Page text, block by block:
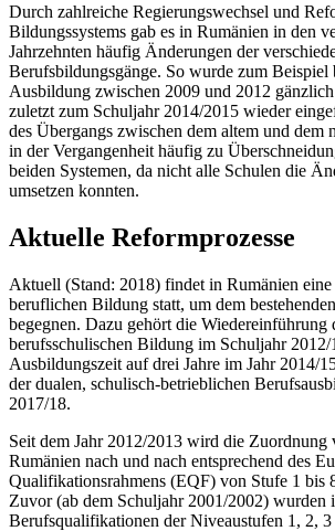
Durch zahlreiche Regierungswechsel und
Bildungssystems gab es in Rumänien in den
Jahrzehnten häufig Änderungen der
Berufsbildungsgänge. So wurde zum Beispiel
Ausbildung zwischen 2009 und 2012 gänzlich
zuletzt zum Schuljahr 2014/2015 wieder
des Übergangs zwischen dem altem und dem
in der Vergangenheit häufig zu
beiden Systemen, da nicht alle Schulen die
umsetzen konnten.
Aktuelle Reformprozesse
Aktuell (Stand: 2018) findet in Rumänien
beruflichen Bildung statt, um dem
begegnen. Dazu gehört die Wiedereinführung
berufsschulischen Bildung im Schuljahr
Ausbildungszeit auf drei Jahre im Jahr 2014/
der dualen, schulisch-betrieblichen
2017/18.
Seit dem Jahr 2012/2013 wird die Zuordnung
Rumänien nach und nach entsprechend des
Qualifikationsrahmens (EQF) von Stufe 1 bis
Zuvor (ab dem Schuljahr 2001/2002) wurden
Berufsqualifikationen der Niveaustufen 1, 2,